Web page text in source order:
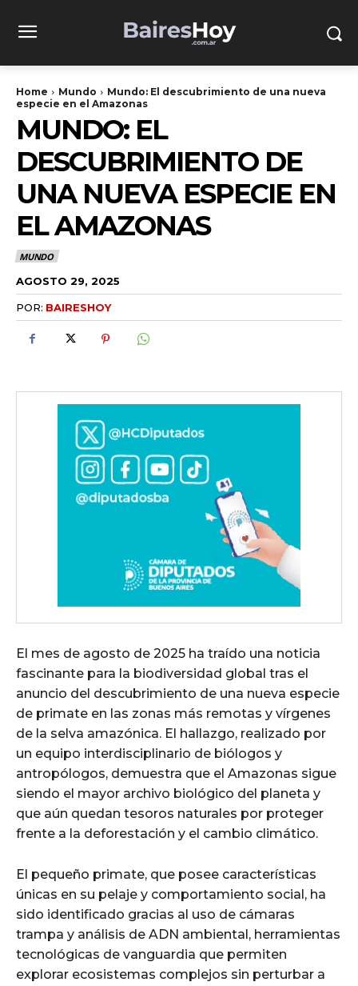
Home Mundo
Mundo: El descubrimiento de una nueva
especie en el Amazonas
MUNDO: EL
DESCUBRIMIENTO DE
UNA NUEVA ESPECIE EN
EL AMAZONAS
MUNDO
AGOSTO 29, 2025
POR: BAIRESHOY
El mes de agosto de 2025 ha traído una noticia
fascinante para la biodiversidad global tras el
anuncio del descubrimiento de una nueva especie
de primate en las zonas más remotas y vírgenes
de la selva amazónica. El hallazgo, realizado por
un equipo interdisciplinario de biólogos y
antropólogos, demuestra que el Amazonas sigue
siendo el mayor archivo biológico del planeta y
que aún quedan tesoros naturales por proteger
frente a la deforestación y el cambio climático.
El pequeño primate, que posee características
únicas en su pelaje y comportamiento social, ha
sido identificado gracias al uso de cámaras
trampa y análisis de ADN ambiental, herramientas
tecnológicas de vanguardia que permiten
explorar ecosistemas complejos sin perturbar a